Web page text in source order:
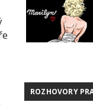
ROZHOVORY